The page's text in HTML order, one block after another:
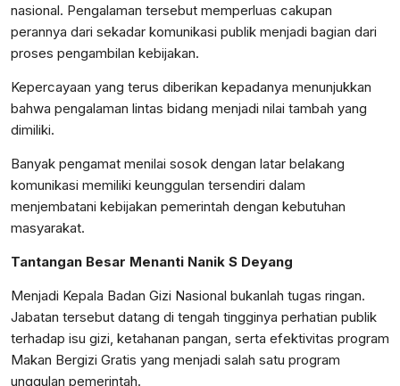
nasional. Pengalaman tersebut memperluas cakupan
perannya dari sekadar komunikasi publik menjadi bagian dari
proses pengambilan kebijakan.
Kepercayaan yang terus diberikan kepadanya menunjukkan
bahwa pengalaman lintas bidang menjadi nilai tambah yang
dimiliki.
Banyak pengamat menilai sosok dengan latar belakang
komunikasi memiliki keunggulan tersendiri dalam
menjembatani kebijakan pemerintah dengan kebutuhan
masyarakat.
Tantangan Besar Menanti Nanik S Deyang
Menjadi Kepala Badan Gizi Nasional bukanlah tugas ringan.
Jabatan tersebut datang di tengah tingginya perhatian publik
terhadap isu gizi, ketahanan pangan, serta efektivitas program
Makan Bergizi Gratis yang menjadi salah satu program
unggulan pemerintah.